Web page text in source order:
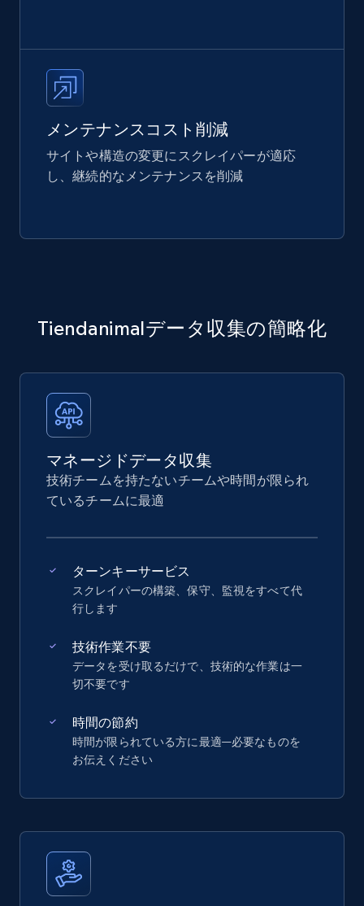
メンテナンスコスト削減
サイトや構造の変更にスクレイパーが適応
し、継続的なメンテナンスを削減
Tiendanimalデータ収集の簡略化
マネージドデータ収集
技術チームを持たないチームや時間が限られ
ているチームに最適
ターンキーサービス
スクレイパーの構築、保守、監視をすべて代
行します
技術作業不要
データを受け取るだけで、技術的な作業は一
切不要です
時間の節約
時間が限られている方に最適—必要なものを
お伝えください